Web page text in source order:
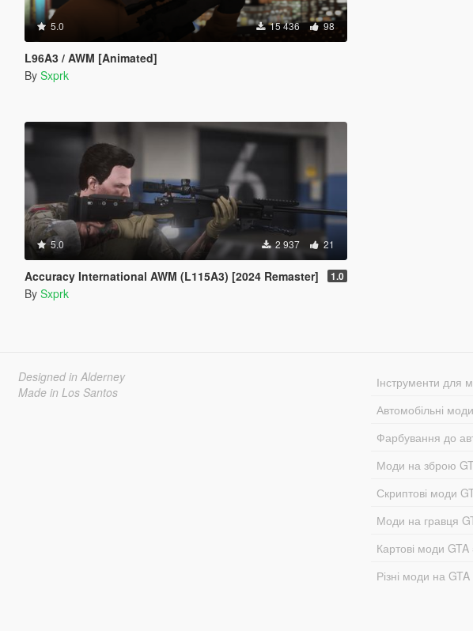
5.0 15 436 98
L96A3 / AWM [Animated]
By Sxprk
5.0 2 937 21
Accuracy International AWM (L115A3) [2024 Remaster] 1.0
By Sxprk
Designed in Alderney
Made in Los Santos
Інструменти для
Автомобільні
Фарбування до
Моди на зброю
Скриптові моди
Моди на гравця
Картові моди GTA
Різні моди на GTA